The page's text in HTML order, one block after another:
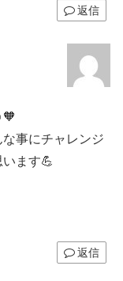
返信
事にチャレンジ
ます💪
返信